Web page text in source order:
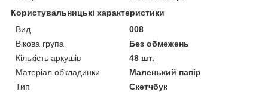
Користувальницькі характеристики
Вид
008
Вікова група
Без обмежень
Кількість аркушів
48 шт.
Матеріал обкладинки
Маленький папір
Тип
Скетчбук